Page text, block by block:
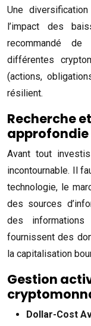
Une
l’impact des
recommandé
différentes
(actions,
résilient.
Recherche
approfondie
Avant tout
incontournable. Il
technologie, le
des sources
des
fournissent des
la capitalisation
Gestion
Dollar-Cost